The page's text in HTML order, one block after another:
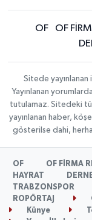
OF OF
Sitede
Yayınlanan
tutulamaz. Sitedeki
yayınlanan haber,
gösterilse dahi,
OF OF FİRMA
HAYRAT
TRABZONSPOR
ROPÖRTAJ
Künye